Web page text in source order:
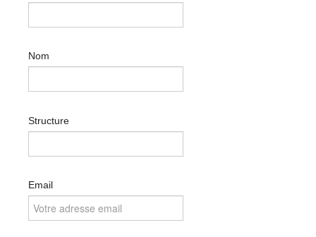
Nom
Structure
Email